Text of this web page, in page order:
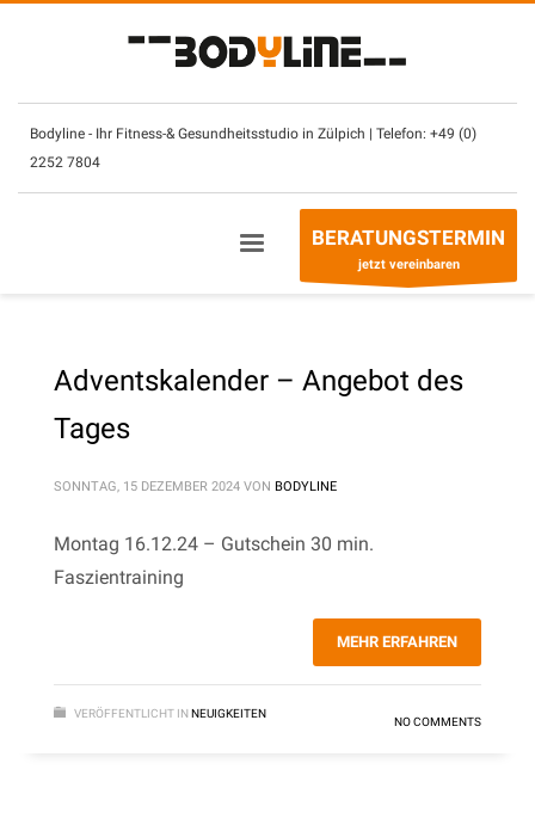
Unsere Öffnungszeiten:
Montag – Sonntag(mit CheckIn Chip)
Betreuung- & Beratungszeiten
10 – 13 Uhr +
– 21 Uhr
Bodyline - Ihr Fitness-& Gesundheitsstudio in Zülpich | Telefon: +49 (0)
2252 7804
BERATUNGSTERMIN
jetzt vereinbaren
Adventskalender – Angebot des
Tages
SONNTAG, 15 DEZEMBER 2024 VON BODYLINE
Montag 16.12.24 – Gutschein 30 min.
Faszientraining
MEHR ERFAHREN
VERÖFFENTLICHT IN NEUIGKEITEN
NO COMMENTS